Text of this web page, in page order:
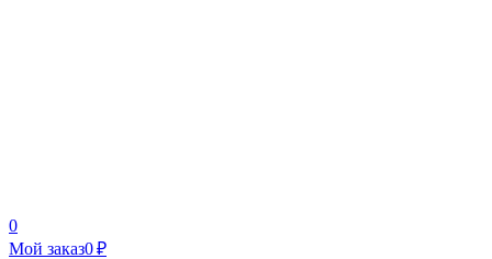
0
Мой заказ0 ₽